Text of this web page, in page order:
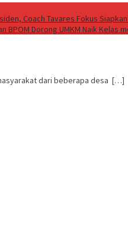
Coach Tavares Fokus
BPOM Dorong UMKM Naik Kelas
dari beberapa desa […]